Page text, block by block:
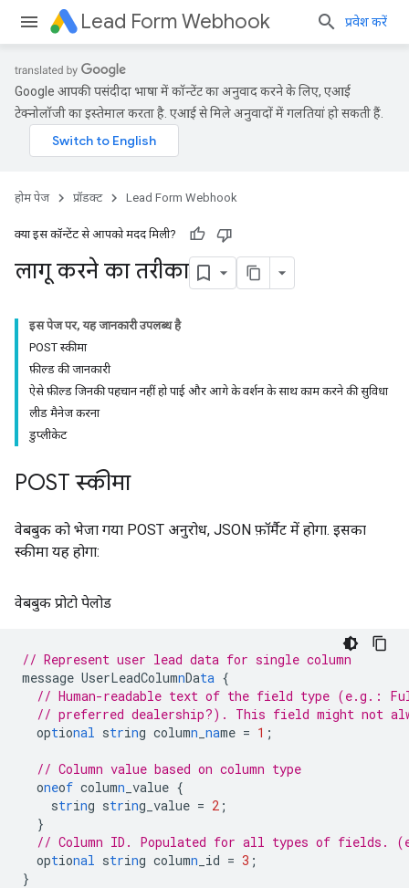
Lead Form Webhook प्रवेश करें
Google आपकी पसंदीदा भाषा में कॉन्टेंट का अनुवाद करने के लिए, एआई
टेक्नोलॉजी का इस्तेमाल करता है. एआई से मिले अनुवादों में गलतियां हो सकती हैं.
होम पेज प्रॉडक्ट Lead Form Webhook
क्या इस कॉन्टेंट से आपको मदद मिली?
लागू करने का तरीका
इस पेज पर, यह जानकारी उपलब्ध है
POST स्कीमा
फ़ील्ड की जानकारी
ऐसे फ़ील्ड जिनकी पहचान नहीं हो पाई और आगे के वर्शन के साथ काम करने की सुविधा
लीड मैनेज करना
डुप्लीकेट
POST स्कीमा
वेबबुक को भेजा गया POST अनुरोध, JSON फ़ॉर्मैट में होगा. इसका
स्कीमा यह होगा:
वेबबुक प्रोटो पेलोड
// Represent user lead data for single column
message UserLeadColumnData {
// Human-readable text of the field type (e.g.:
// preferred dealership?). This field might not
optional string column name = 1 ;
// Column value based on column type
oneof column _value {
string string_value = 2 ;
}
// Column ID. Populated for all types of fields.
optional string column _id = 3 ;
}